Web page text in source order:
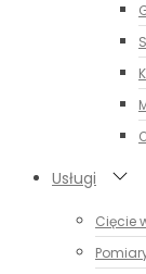
Usługi
Cięcie